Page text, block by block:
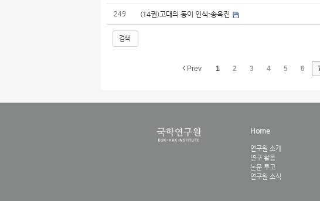
249 (14권)고대의 동이 인식-송옥진
검색
Prev 1 2 3 4 5 6
Home
연구원 소개
연구 활동
논문 투고
연구원 소식